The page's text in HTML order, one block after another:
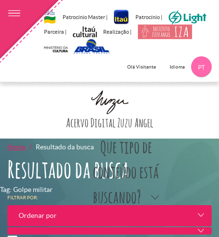
Patrocínio Master | Patrocínio |
Parceira | Realização |
Olá Visitante Idioma PT
Acervo Digital Zuzu Angel
Que tipo de
conteúdo está
buscando?
Home Resultado da busca
Resultado da busca
Tag: Golpe militar
FILTRAR POR:
Ordenar por